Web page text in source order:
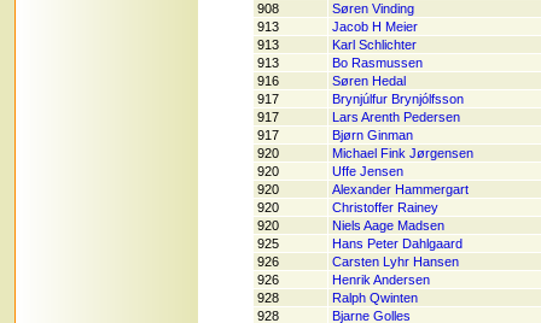
908
Søren Vinding
913
Jacob H Meier
913
Karl Schlichter
913
Bo Rasmussen
916
Søren Hedal
917
Brynjúlfur Brynjólfsson
917
Lars Arenth Pedersen
917
Bjørn Ginman
920
Michael Fink Jørgensen
920
Uffe Jensen
920
Alexander Hammergart
920
Christoffer Rainey
920
Niels Aage Madsen
925
Hans Peter Dahlgaard
926
Carsten Lyhr Hansen
926
Henrik Andersen
928
Ralph Qwinten
928
Bjarne Golles